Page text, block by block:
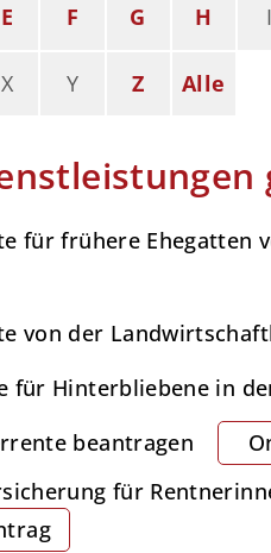
E F G H I
X Y Z Alle
für frühere Ehegatten
von der
für Hinterbliebene in
beantragen
für